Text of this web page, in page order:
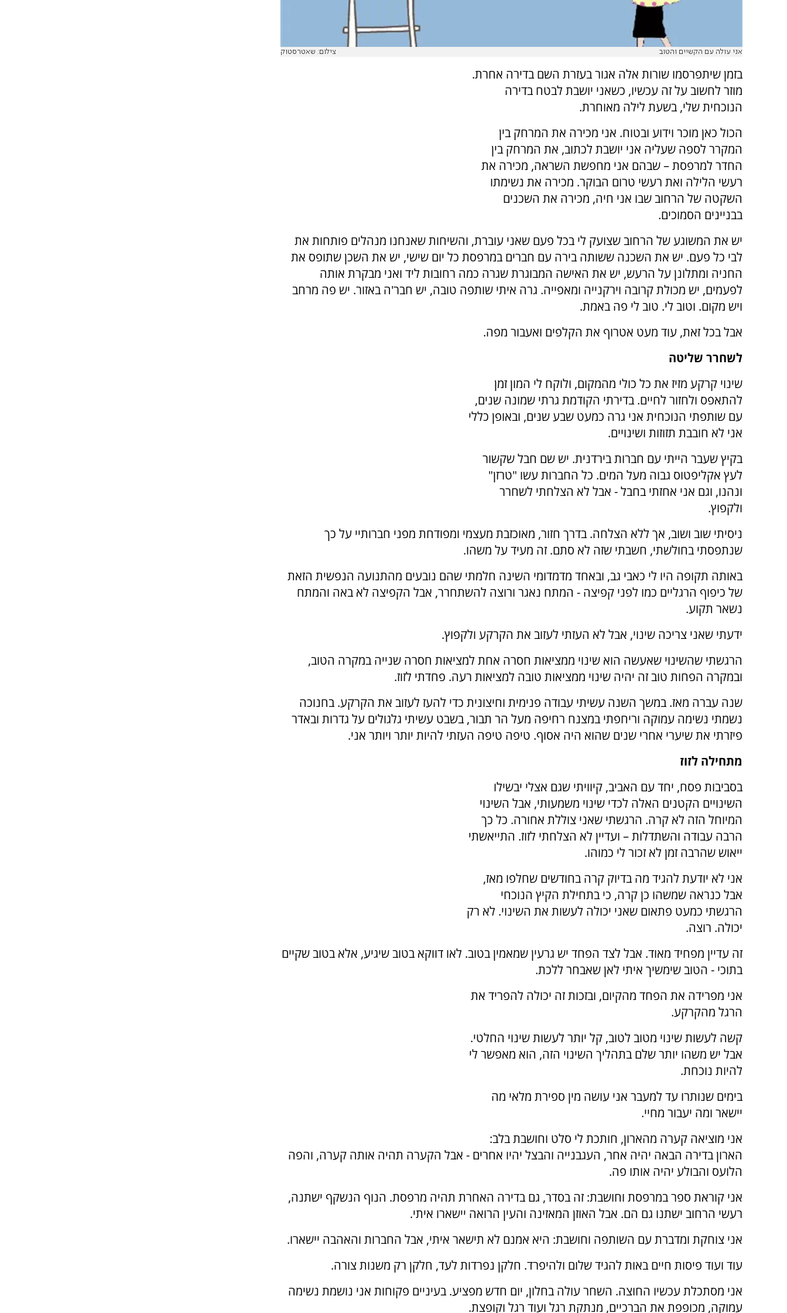
אני עולה עם הקשיים והטוב צילום: שאטרסטוק
בזמן שיתפרסמו שורות אלה אגור בעזרת השם בדירה אחרת.
מוזר לחשוב על זה עכשיו, כשאני יושבת לבטח בדירה
הנוכחית שלי, בשעת לילה מאוחרת.
הכול כאן מוכר וידוע ובטוח. אני מכירה את המרחק בין
המקרר לספה שעליה אני יושבת לכתוב, את המרחק בין
החדר למרפסת – שבהם אני מחפשת השראה, מכירה את
רעשי הלילה ואת רעשי טרום הבוקר. מכירה את נשימתו
השקטה של הרחוב שבו אני חיה, מכירה את השכנים
בבניינים הסמוכים.
יש את המשוגע של הרחוב שצועק לי בכל פעם שאני עוברת, והשיחות שאנחנו מנהלים פותחות את
לבי כל פעם. יש את השכנה ששותה בירה עם חברים במרפסת כל יום שישי, יש את השכן שתופס את
החניה ומתלונן על הרעש, יש את האישה המבוגרת שגרה כמה רחובות ליד ואני מבקרת אותה
לפעמים, יש מכולת קרובה וירקנייה ומאפייה. גרה איתי שותפה טובה, יש חבר'ה באזור. יש פה מרחב
ויש מקום. וטוב לי. טוב לי פה באמת.
אבל בכל זאת, עוד מעט אטרוף את הקלפים ואעבור מפה.
לשחרר שליטה
שינוי קרקע מזיז את כל כולי מהמקום, ולוקח לי המון זמן
להתאפס ולחזור לחיים. בדירתי הקודמת גרתי שמונה שנים,
עם שותפתי הנוכחית אני גרה כמעט שבע שנים, ובאופן כללי
אני לא חובבת תזוזות ושינויים.
בקיץ שעבר הייתי עם חברות בירדנית. יש שם חבל שקשור
לעץ אקליפטוס גבוה מעל המים. כל החברות עשו "טרזן"
ונהנו, וגם אני אחזתי בחבל - אבל לא הצלחתי לשחרר
ולקפוץ.
ניסיתי שוב ושוב, אך ללא הצלחה. בדרך חזור, מאוכזבת מעצמי ומפודחת מפני חברותיי על כך
שנתפסתי בחולשתי, חשבתי שזה לא סתם. זה מעיד על משהו.
באותה תקופה היו לי כאבי גב, ובאחד מדמדומי השינה חלמתי שהם נובעים מהתנועה הנפשית הזאת
של כיפוף הרגליים כמו לפני קפיצה - המתח נאגר ורוצה להשתחרר, אבל הקפיצה לא באה והמתח
נשאר תקוע.
ידעתי שאני צריכה שינוי, אבל לא העזתי לעזוב את הקרקע ולקפוץ.
הרגשתי שהשינוי שאעשה הוא שינוי ממציאות חסרה אחת למציאות חסרה שנייה במקרה הטוב,
ובמקרה הפחות טוב זה יהיה שינוי ממציאות טובה למציאות רעה. פחדתי לזוז.
שנה עברה מאז. במשך השנה עשיתי עבודה פנימית וחיצונית כדי להעז לעזוב את הקרקע. בחנוכה
נשמתי נשימה עמוקה וריחפתי במצנח רחיפה מעל הר תבור, בשבט עשיתי גלגולים על גדרות ובאדר
פיזרתי את שיערי אחרי שנים שהוא היה אסוף. טיפה טיפה העזתי להיות יותר ויותר אני.
מתחילה לזוז
בסביבות פסח, יחד עם האביב, קיוויתי שגם אצלי יבשילו
השינויים הקטנים האלה לכדי שינוי משמעותי, אבל השינוי
המיוחל הזה לא קרה. הרגשתי שאני צוללת אחורה. כל כך
הרבה עבודה והשתדלות – ועדיין לא הצלחתי לזוז. התייאשתי
ייאוש שהרבה זמן לא זכור לי כמוהו.
אני לא יודעת להגיד מה בדיוק קרה בחודשים שחלפו מאז,
אבל כנראה שמשהו כן קרה, כי בתחילת הקיץ הנוכחי
הרגשתי כמעט פתאום שאני יכולה לעשות את השינוי. לא רק
יכולה. רוצה.
זה עדיין מפחיד מאוד. אבל לצד הפחד יש גרעין שמאמין בטוב. לאו דווקא בטוב שיגיע, אלא בטוב שקיים
בתוכי - הטוב שימשיך איתי לאן שאבחר ללכת.
אני מפרידה את הפחד מהקיום, ובזכות זה יכולה להפריד את
הרגל מהקרקע.
קשה לעשות שינוי מטוב לטוב, קל יותר לעשות שינוי החלטי.
אבל יש משהו יותר שלם בתהליך השינוי הזה, הוא מאפשר לי
להיות נוכחת.
בימים שנותרו עד למעבר אני עושה מין ספירת מלאי מה
יישאר ומה יעבור מחיי.
אני מוציאה קערה מהארון, חותכת לי סלט וחושבת בלב:
הארון בדירה הבאה יהיה אחר, העגבנייה והבצל יהיו אחרים - אבל הקערה תהיה אותה קערה, והפה
הלועס והבולע יהיה אותו פה.
אני קוראת ספר במרפסת וחושבת: זה בסדר, גם בדירה האחרת תהיה מרפסת. הנוף הנשקף ישתנה,
רעשי הרחוב ישתנו גם הם. אבל האוזן המאזינה והעין הרואה יישארו איתי.
אני צוחקת ומדברת עם השותפה וחושבת: היא אמנם לא תישאר איתי, אבל החברות והאהבה יישארו.
עוד ועוד פיסות חיים באות להגיד שלום ולהיפרד. חלקן נפרדות לעד, חלקן רק משנות צורה.
אני מסתכלת עכשיו החוצה. השחר עולה בחלון, יום חדש מפציע. בעיניים פקוחות אני נושמת נשימה
עמוקה, מכופפת את הברכיים, מנתקת רגל ועוד רגל וקופצת.